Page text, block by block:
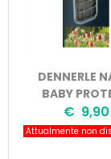
DENNERLE
BABY
€ 9,90
Attualmente non